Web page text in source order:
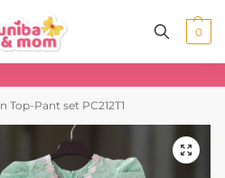
0
Top-Pant set PC212T1